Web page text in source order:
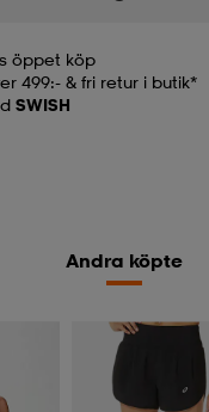
öppet köp
499:- & fri retur i butik*
SWISH
Andra köpte